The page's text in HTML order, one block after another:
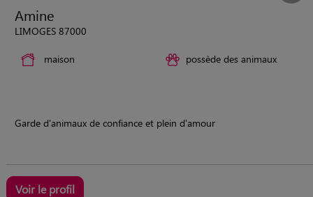
Amine
LIMOGES 87000
maison possède des animaux
Garde d'animaux de confiance et plein d'amour
Voir le profil